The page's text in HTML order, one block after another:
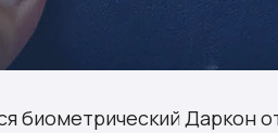
биометрический Даркон